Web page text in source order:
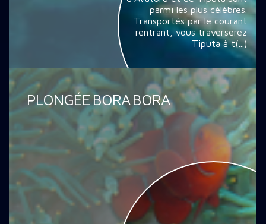
parmi les plus célèbres.
Transportés par le courant
rentrant, vous traverserez
Tiputa à t(...)
PLONGÉE BORA BORA